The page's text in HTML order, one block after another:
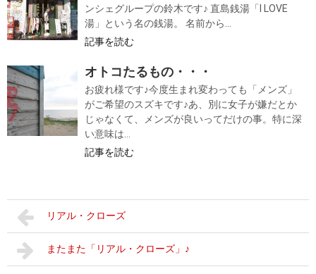
ンシェグループの鈴木です♪ 直島銭湯「I LOVE
湯」という名の銭湯。 名前から...
記事を読む
オトコたるもの・・・
お疲れ様です♪今度生まれ変わっても「メンズ」
がご希望のスズキです♪あ、別に女子が嫌だとか
じゃなくて、メンズが良いってだけの事。特に深
い意味は...
記事を読む
リアル・クローズ
またまた「リアル・クローズ」♪